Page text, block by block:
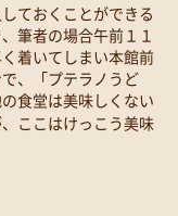
ておくことができる
筆者の場合午前１１
着いてしまい本館前
、「プテラノうど
食堂は美味しくない
ここはけっこう美味